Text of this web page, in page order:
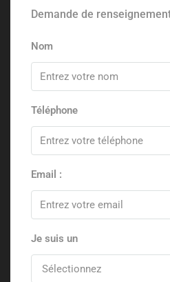
Demande de
Nom
Téléphone
Email :
Je suis un
Sélectionnez